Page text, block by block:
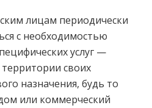
лицам периодически
с необходимостью
услуг —
своих
назначения, будь то
или коммерческий